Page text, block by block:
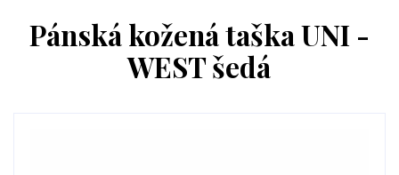
Pánská kožená taška UNI -
WEST šedá